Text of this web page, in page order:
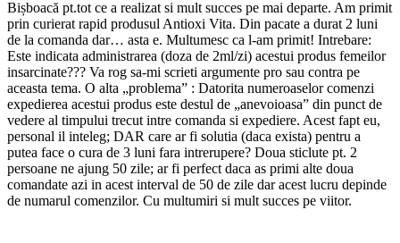
Bișboacă pt.tot ce a realizat si mult succes pe mai departe. Am primit
prin curierat rapid produsul Antioxi Vita. Din pacate a durat 2 luni
de la comanda dar… asta e. Multumesc ca l-am primit! Intrebare:
Este indicata administrarea (doza de 2ml/zi) acestui produs femeilor
insarcinate??? Va rog sa-mi scrieti argumente pro sau contra pe
aceasta tema. O alta „problema” : Datorita numeroaselor comenzi
expedierea acestui produs este destul de „anevoioasa” din punct de
vedere al timpului trecut intre comanda si expediere. Acest fapt eu,
personal il inteleg; DAR care ar fi solutia (daca exista) pentru a
putea face o cura de 3 luni fara intrerupere? Doua sticlute pt. 2
persoane ne ajung 50 zile; ar fi perfect daca as primi alte doua
comandate azi in acest interval de 50 de zile dar acest lucru depinde
de numarul comenzilor. Cu multumiri si mult succes pe viitor.